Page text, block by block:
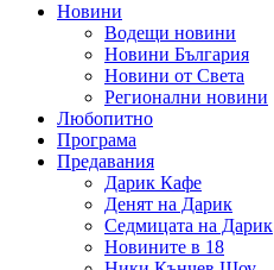
Новини
Водещи новини
Новини България
Новини от Света
Регионални новини
Любопитно
Програма
Предавания
Дарик Кафе
Денят на Дарик
Седмицата на Дарик
Новините в 18